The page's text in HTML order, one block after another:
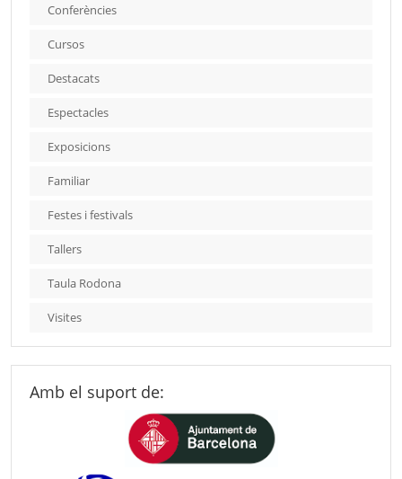
Conferències
Cursos
Destacats
Espectacles
Exposicions
Familiar
Festes i festivals
Tallers
Taula Rodona
Visites
Amb el suport de: